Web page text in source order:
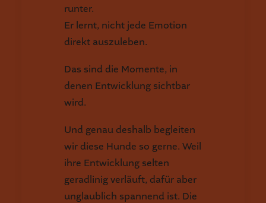
runter.
Er lernt, nicht jede Emotion
direkt auszuleben.
Das sind die Momente, in
denen Entwicklung sichtbar
wird.
Und genau deshalb begleiten
wir diese Hunde so gerne. Weil
ihre Entwicklung selten
geradlinig verläuft, dafür aber
unglaublich spannend ist. Die